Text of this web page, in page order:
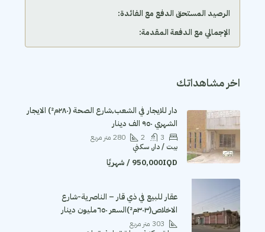
الرصيد المستحق الدفع مع الفائدة:
الإجمالي مع الدفعة المقدمة:
اخر مشاهداتك
دار للايجار في الشعب٬شارع الصحة (٢٨٠م²) الايجار
الشهري ٩٥٠ الف دينار
3
2
280 متر مربع
بيت / دار, سكني
950,000IQD / شهريًا
عقار للبيع في ذي قار – الناصرية-شارع
الاخلاص(٣٠٣م²)السعر ٦٥٠مليون دينار
303 متر مربع